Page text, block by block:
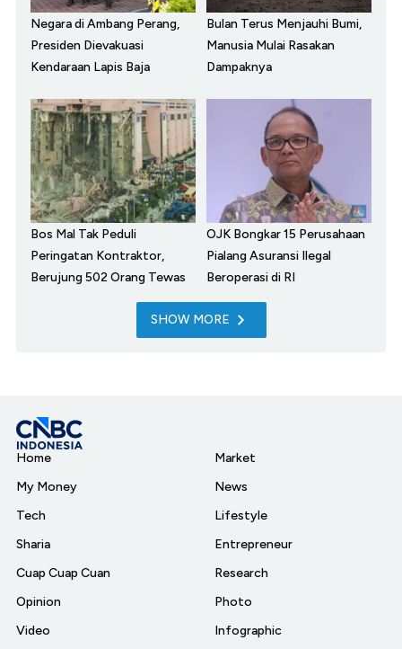
Negara di Ambang Perang,
Presiden Dievakuasi
Kendaraan Lapis Baja
Bulan Terus Menjauhi Bumi,
Manusia Mulai Rasakan
Dampaknya
Bos Mal Tak Peduli
Peringatan Kontraktor,
Berujung 502 Orang Tewas
OJK Bongkar 15 Perusahaan
Pialang Asuransi Ilegal
Beroperasi di RI
SHOW MORE
Home
My Money
Tech
Sharia
Cuap Cuap Cuan
Opinion
Video
Market
News
Lifestyle
Entrepreneur
Research
Photo
Infographic